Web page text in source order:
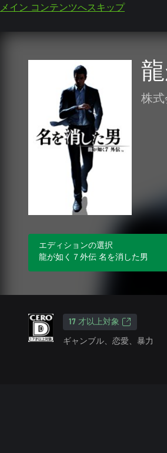
メイン コンテンツへスキップ
株式
エディションの選択
龍が如く７外伝 名を消した男
17 才以上対象
ギャンブル、恋愛、暴力